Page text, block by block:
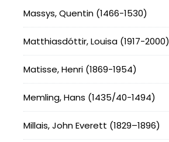
Massys, Quentin (1466-1530)
Matthiasdóttir, Louisa (1917-2000)
Matisse, Henri (1869-1954)
Memling, Hans (1435/40-1494)
Millais, John Everett (1829–1896)